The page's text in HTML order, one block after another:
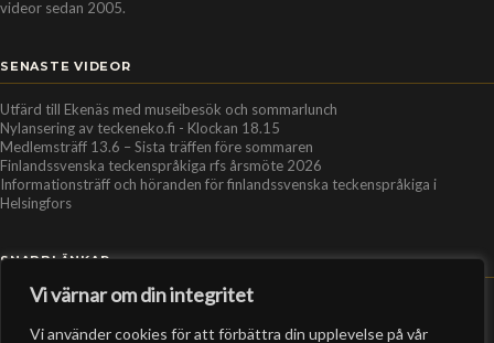
Vi värnar om din integritet
Vi använder cookies för att förbättra din upplevelse på vår
videor sedan 2005.
SENASTE VIDEOR
Utfärd till Ekenäs med museibesök och sommarlunch
Nylansering av teckeneko.fi - Klockan 18.15
Medlemsträff 13.6 – Sista träffen före sommaren
Finlandssvenska teckenspråkiga rfs årsmöte 2026
Informationsträff och höranden för finlandssvenska teckenspråkiga i
Helsingfors
SNABBLÄNKAR
Personer